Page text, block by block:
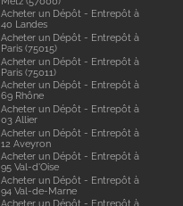
Acheter un Dépôt - Entrepôt à
40 Landes
Acheter un Dépôt - Entrepôt à
Paris (75015)
Acheter un Dépôt - Entrepôt à
Paris (75011)
Acheter un Dépôt - Entrepôt à
69 Rhône
Acheter un Dépôt - Entrepôt à
03 Allier
Acheter un Dépôt - Entrepôt à
12 Aveyron
Acheter un Dépôt - Entrepôt à
95 Val-d'Oise
Acheter un Dépôt - Entrepôt à
94 Val-de-Marne
Acheter un Dépôt - Entrepôt à